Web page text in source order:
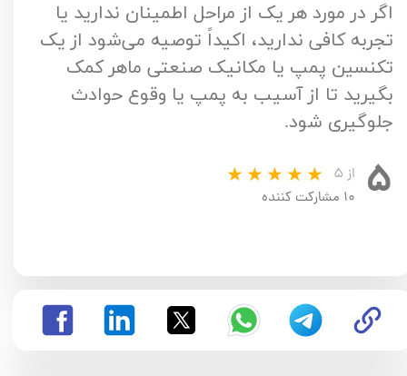
اگر در مورد هر یک از مراحل اطمینان ندارید یا
تجربه کافی ندارید، اکیداً توصیه می‌شود از یک
تکنسین پمپ یا مکانیک صنعتی ماهر کمک
بگیرید تا از آسیب به پمپ یا وقوع حوادث
جلوگیری شود.
۵
از ۵
۱۰ مشارکت کننده